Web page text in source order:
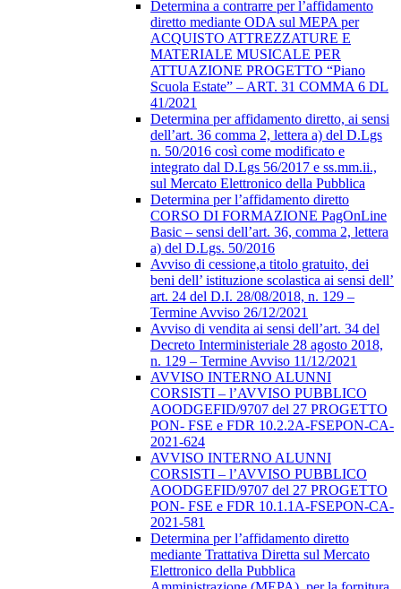
Determina a contrarre per l’affidamento
diretto mediante ODA sul MEPA per
ACQUISTO ATTREZZATURE E
MATERIALE MUSICALE PER
ATTUAZIONE PROGETTO “Piano
Scuola Estate” – ART. 31 COMMA 6 DL
41/2021
Determina per affidamento diretto, ai sensi
dell’art. 36 comma 2, lettera a) del D.Lgs
n. 50/2016 così come modificato e
integrato dal D.Lgs 56/2017 e ss.mm.ii.,
sul Mercato Elettronico della Pubblica
Determina per l’affidamento diretto
CORSO DI FORMAZIONE PagOnLine
Basic – sensi dell’art. 36, comma 2, lettera
a) del D.Lgs. 50/2016
Avviso di cessione,a titolo gratuito, dei
beni dell’ istituzione scolastica ai sensi dell’
art. 24 del D.I. 28/08/2018, n. 129 –
Termine Avviso 26/12/2021
Avviso di vendita ai sensi dell’art. 34 del
Decreto Interministeriale 28 agosto 2018,
n. 129 – Termine Avviso 11/12/2021
AVVISO INTERNO ALUNNI
CORSISTI – l’AVVISO PUBBLICO
AOODGEFID/9707 del 27 PROGETTO
PON- FSE e FDR 10.2.2A-FSEPON-CA-
2021-624
AVVISO INTERNO ALUNNI
CORSISTI – l’AVVISO PUBBLICO
AOODGEFID/9707 del 27 PROGETTO
PON- FSE e FDR 10.1.1A-FSEPON-CA-
2021-581
Determina per l’affidamento diretto
mediante Trattativa Diretta sul Mercato
Elettronico della Pubblica